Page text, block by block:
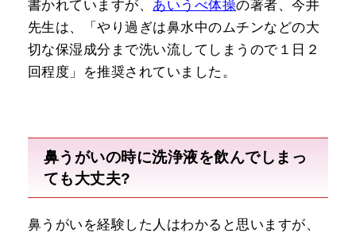
書かれていますが、 あいうべ体操の著者、今井
先生は、「やり過ぎは鼻水中のムチンなどの大
切な保湿成分まで洗い流してしまうので１日２
回程度」を推奨されていました。
鼻うがいの時に洗浄液を飲んでしまっ
ても大丈夫?
鼻うがいを経験した人はわかると思いますが、